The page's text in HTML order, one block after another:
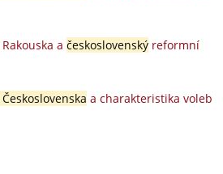
Rakouska a československýreformní
a charakteristika voleb